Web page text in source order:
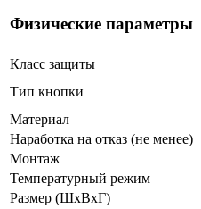
Физические параметры
Класс защиты
Тип кнопки
Материал
Наработка на отказ (не менее)
Монтаж
Температурный режим
Размер (ШxВxГ)